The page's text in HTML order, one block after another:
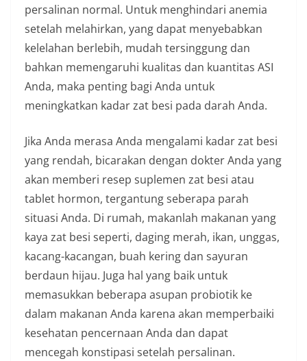
persalinan normal. Untuk menghindari anemia
setelah melahirkan, yang dapat menyebabkan
kelelahan berlebih, mudah tersinggung dan
bahkan memengaruhi kualitas dan kuantitas ASI
Anda, maka penting bagi Anda untuk
meningkatkan kadar zat besi pada darah Anda.
Jika Anda merasa Anda mengalami kadar zat besi
yang rendah, bicarakan dengan dokter Anda yang
akan memberi resep suplemen zat besi atau
tablet hormon, tergantung seberapa parah
situasi Anda. Di rumah, makanlah makanan yang
kaya zat besi seperti, daging merah, ikan, unggas,
kacang-kacangan, buah kering dan sayuran
berdaun hijau. Juga hal yang baik untuk
memasukkan beberapa asupan probiotik ke
dalam makanan Anda karena akan memperbaiki
kesehatan pencernaan Anda dan dapat
mencegah konstipasi setelah persalinan.